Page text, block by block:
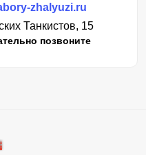
zhalyuzi.ru
Танкистов, 15
позвоните